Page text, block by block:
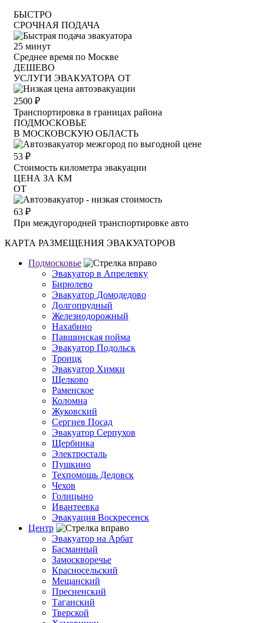
БЫСТРО
СРОЧНАЯ ПОДАЧА
25 минут
Среднее время по Москве
ДЕШЕВО
УСЛУГИ ЭВАКУАТОРА ОТ
2500 ₽
Транспортировка в границах района
ПОДМОСКОВЬЕ
В МОСКОВСКУЮ ОБЛАСТЬ
53 ₽
Стоимость километра эвакуации
ЦЕНА ЗА КМ
ОТ
63 ₽
При междугородней транспортировке авто
КАРТА РАЗМЕЩЕНИЯ ЭВАКУАТОРОВ
Подмосковье
Эвакуатор в Апрелевку
Бирюлево
Эвакуатор Домодедово
Долгопрудный
Железнодорожный
Нахабино
Павшинская пойма
Эвакуатор Подольск
Троицк
Эвакуатор Химки
Щелково
Раменское
Коломна
Жуковский
Сергиев Посад
Эвакуатор Серпухов
Щербинка
Электросталь
Пушкино
Техпомощь Дедовск
Чехов
Голицыно
Ивантеевка
Эвакуация Воскресенск
Центр
Эвакуатор на Арбат
Басманный
Замоскворечье
Красносельский
Мещанский
Пресненский
Таганский
Тверской